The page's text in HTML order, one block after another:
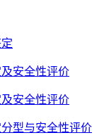
安全性评价
安全性评价
型与安全性评价